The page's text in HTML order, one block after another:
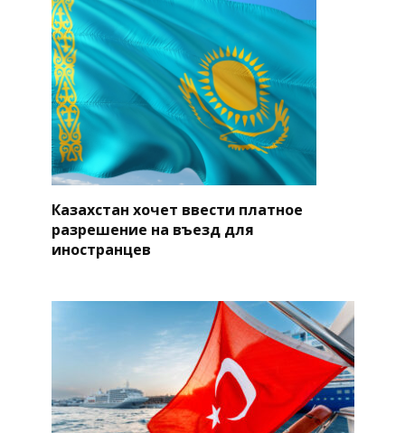
Казахстан хочет ввести платное
разрешение на въезд для
иностранцев